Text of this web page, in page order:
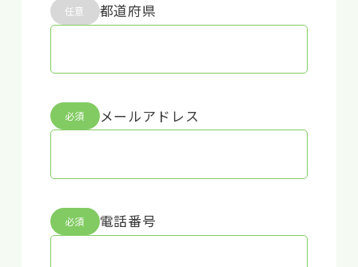
任意 都道府県
必須 メールアドレス
必須 電話番号